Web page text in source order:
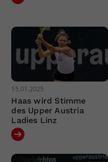
15.01.2025
Haas wird Stimme
des Upper Austria
Ladies Linz